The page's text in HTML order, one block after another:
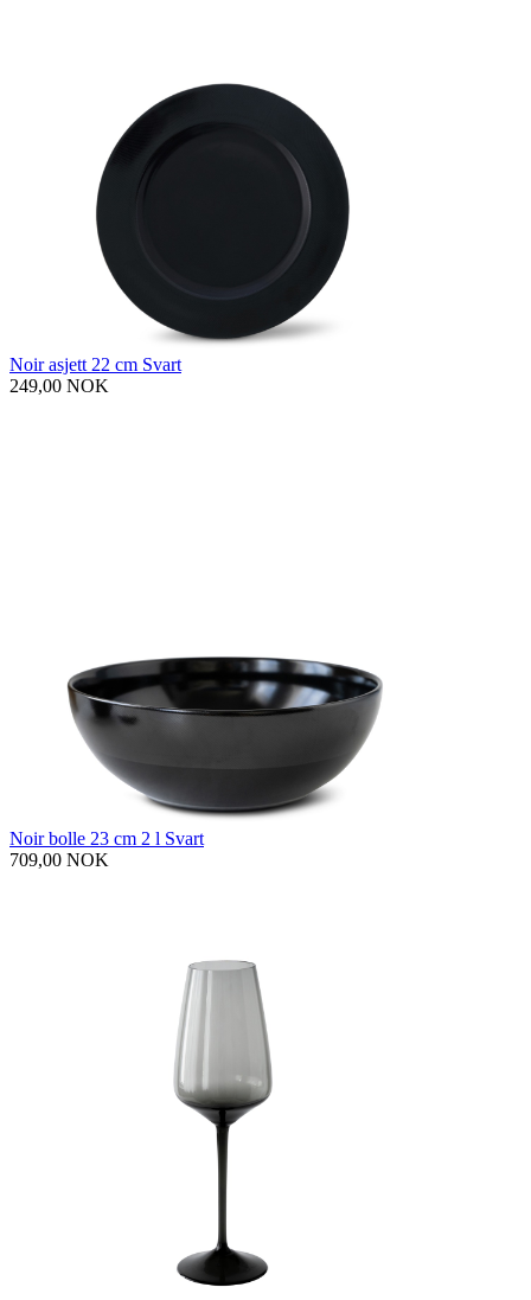
Noir asjett 22 cm Svart
249,00 NOK
Noir bolle 23 cm 2 l Svart
709,00 NOK